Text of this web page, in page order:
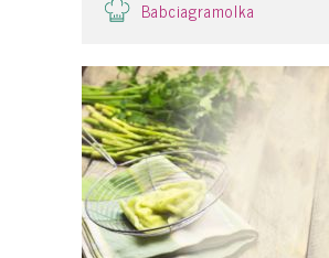
Babciagramolka